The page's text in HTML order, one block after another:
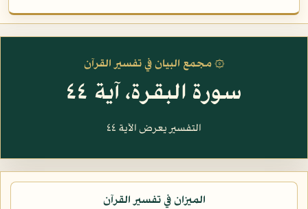
۞ مجمع البيان في تفسير القرآن
سورة البقرة، آية ٤٤
التفسير يعرض الآية ٤٤
الميزان في تفسير القرآن